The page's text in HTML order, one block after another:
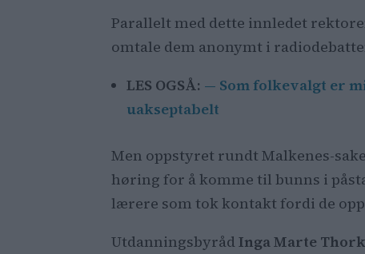
Parallelt med dette innledet
omtale dem anonymt i
LES OGSÅ: — Som folkevalgt er
uakseptabelt
Men oppstyret rundt Malkenes-
høring for å komme til bunns i
lærere som tok kontakt fordi de
UtdanningsbyrådInga Marte